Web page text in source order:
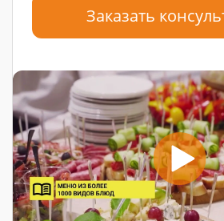
Заказать